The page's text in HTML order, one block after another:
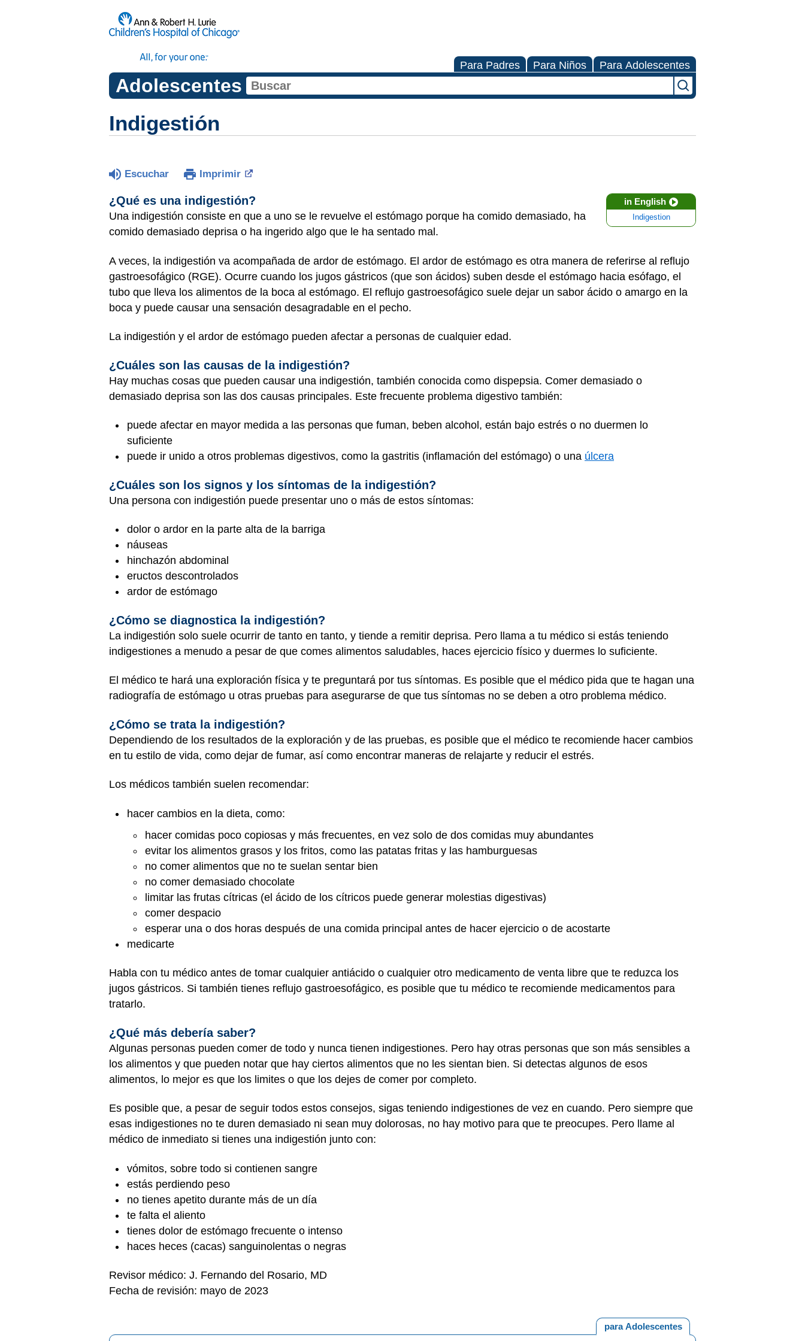
Para Padres Para Niños Para Adolescentes
Adolescentes
Indigestión
Escuchar Imprimir
in English
Indigestion
¿Qué es una indigestión?
Una indigestión consiste en que a uno se le revuelve el estómago porque ha comido demasiado, ha
comido demasiado deprisa o ha ingerido algo que le ha sentado mal.
A veces, la indigestión va acompañada de ardor de estómago. El ardor de estómago es otra manera de referirse al reflujo
gastroesofágico (RGE). Ocurre cuando los jugos gástricos (que son ácidos) suben desde el estómago hacia esófago, el
tubo que lleva los alimentos de la boca al estómago. El reflujo gastroesofágico suele dejar un sabor ácido o amargo en la
boca y puede causar una sensación desagradable en el pecho.
La indigestión y el ardor de estómago pueden afectar a personas de cualquier edad.
¿Cuáles son las causas de la indigestión?
Hay muchas cosas que pueden causar una indigestión, también conocida como dispepsia. Comer demasiado o
demasiado deprisa son las dos causas principales. Este frecuente problema digestivo también:
puede afectar en mayor medida a las personas que fuman, beben alcohol, están bajo estrés o no duermen lo
suficiente
puede ir unido a otros problemas digestivos, como la gastritis (inflamación del estómago) o una úlcera
¿Cuáles son los signos y los síntomas de la indigestión?
Una persona con indigestión puede presentar uno o más de estos síntomas:
dolor o ardor en la parte alta de la barriga
náuseas
hinchazón abdominal
eructos descontrolados
ardor de estómago
¿Cómo se diagnostica la indigestión?
La indigestión solo suele ocurrir de tanto en tanto, y tiende a remitir deprisa. Pero llama a tu médico si estás teniendo
indigestiones a menudo a pesar de que comes alimentos saludables, haces ejercicio físico y duermes lo suficiente.
El médico te hará una exploración física y te preguntará por tus síntomas. Es posible que el médico pida que te hagan una
radiografía de estómago u otras pruebas para asegurarse de que tus síntomas no se deben a otro problema médico.
¿Cómo se trata la indigestión?
Dependiendo de los resultados de la exploración y de las pruebas, es posible que el médico te recomiende hacer cambios
en tu estilo de vida, como dejar de fumar, así como encontrar maneras de relajarte y reducir el estrés.
Los médicos también suelen recomendar:
hacer cambios en la dieta, como:
hacer comidas poco copiosas y más frecuentes, en vez solo de dos comidas muy abundantes
evitar los alimentos grasos y los fritos, como las patatas fritas y las hamburguesas
no comer alimentos que no te suelan sentar bien
no comer demasiado chocolate
limitar las frutas cítricas (el ácido de los cítricos puede generar molestias digestivas)
comer despacio
esperar una o dos horas después de una comida principal antes de hacer ejercicio o de acostarte
medicarte
Habla con tu médico antes de tomar cualquier antiácido o cualquier otro medicamento de venta libre que te reduzca los
jugos gástricos. Si también tienes reflujo gastroesofágico, es posible que tu médico te recomiende medicamentos para
tratarlo.
¿Qué más debería saber?
Algunas personas pueden comer de todo y nunca tienen indigestiones. Pero hay otras personas que son más sensibles a
los alimentos y que pueden notar que hay ciertos alimentos que no les sientan bien. Si detectas algunos de esos
alimentos, lo mejor es que los limites o que los dejes de comer por completo.
Es posible que, a pesar de seguir todos estos consejos, sigas teniendo indigestiones de vez en cuando. Pero siempre que
esas indigestiones no te duren demasiado ni sean muy dolorosas, no hay motivo para que te preocupes. Pero llame al
médico de inmediato si tienes una indigestión junto con:
vómitos, sobre todo si contienen sangre
estás perdiendo peso
no tienes apetito durante más de un día
te falta el aliento
tienes dolor de estómago frecuente o intenso
haces heces (cacas) sanguinolentas o negras
Revisor médico: J. Fernando del Rosario, MD
Fecha de revisión: mayo de 2023
para Adolescentes